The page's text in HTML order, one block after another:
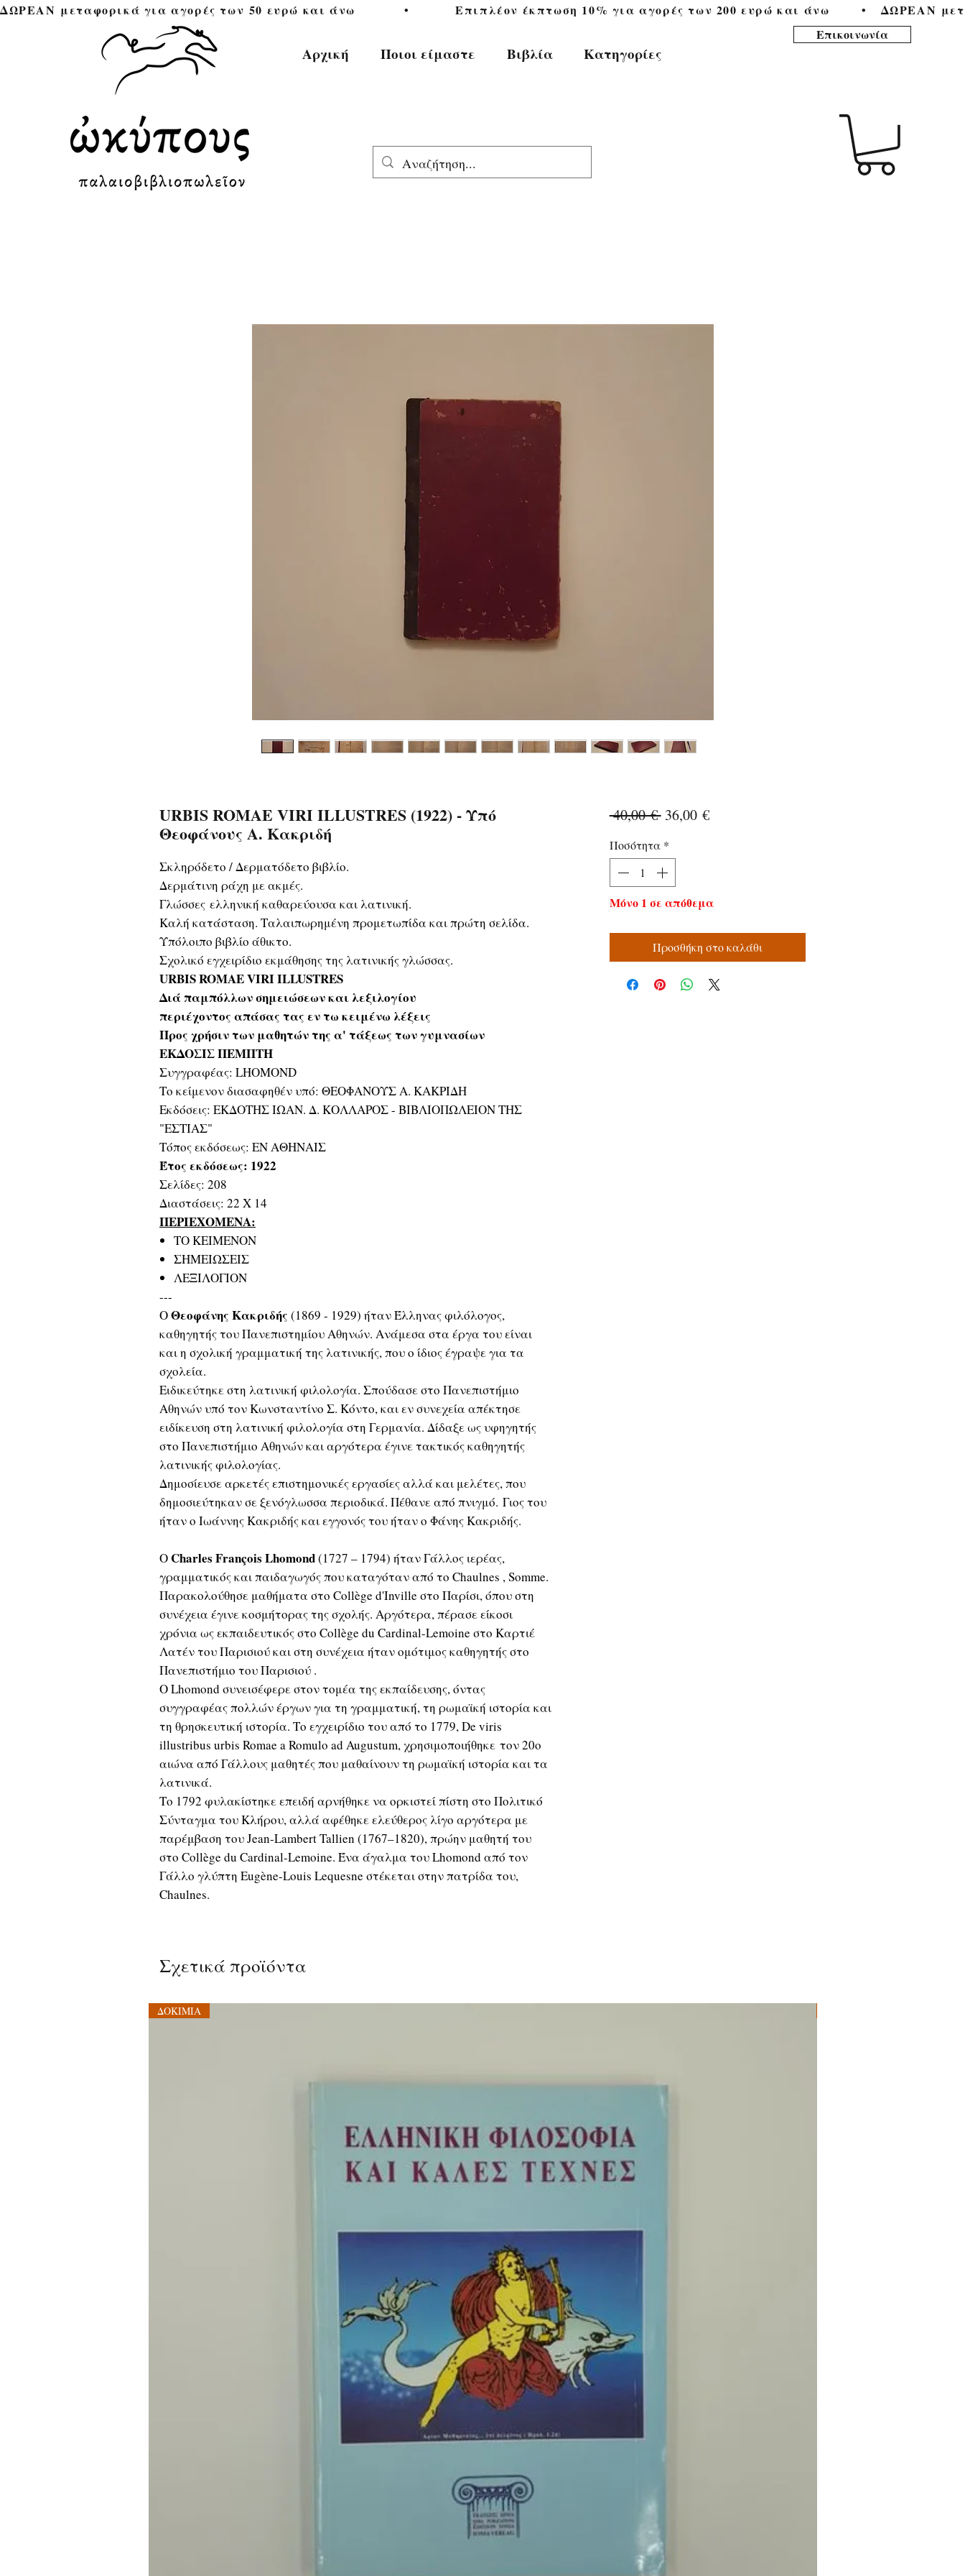
ΔΩΡΕΑΝ μεταφορικά για αγορές των 50 ευρώ και άνω            •           Επιπλέον έκπτωση 10% για αγορές των 200 ευρώ και άνω        •
Επικοινωνία
Αρχική Ποιοι είμαστε Βιβλία Κατηγορίες
URBIS ROMAE VIRI ILLUSTRES (1922) - Υπό
Θεοφάνους Α. Κακριδή
Σκληρόδετο / Δερματόδετο βιβλίο.
Δερμάτινη ράχη με ακμές.
Γλώσσες ελληνική καθαρεύουσα και λατινική.
Καλή κατάσταση. Ταλαιπωρημένη προμετωπίδα και πρώτη σελίδα.
Υπόλοιπο βιβλίο άθικτο.
Σχολικό εγχειρίδιο εκμάθησης της λατινικής γλώσσας.
URBIS ROMAE VIRI ILLUSTRES
Διά παμπόλλων σημειώσεων και λεξιλογίου
περιέχοντος απάσας τας εν τω κειμένω λέξεις
Προς χρήσιν των μαθητών της α' τάξεως των γυμνασίων
ΕΚΔΟΣΙΣ ΠΕΜΠΤΗ
Συγγραφέας: LHOMOND
Το κείμενον διασαφηθέν υπό: ΘΕΟΦΑΝΟΥΣ Α. ΚΑΚΡΙΔΗ
Εκδόσεις: ΕΚΔΟΤΗΣ ΙΩΑΝ. Δ. ΚΟΛΛΑΡΟΣ - ΒΙΒΛΙΟΠΩΛΕΙΟΝ ΤΗΣ
"ΕΣΤΙΑΣ"
Τόπος εκδόσεως: ΕΝ ΑΘΗΝΑΙΣ
Έτος εκδόσεως: 1922
Σελίδες: 208
Διαστάσεις: 22 Χ 14
ΠΕΡΙΕΧΟΜΕΝΑ:
ΤΟ ΚΕΙΜΕΝΟΝ
ΣΗΜΕΙΩΣΕΙΣ
ΛΕΞΙΛΟΓΙΟΝ
---
ΟΘεοφάνης Κακριδής (1869 - 1929) ήταν Έλληνας φιλόλογος,
καθηγητής του Πανεπιστημίου Αθηνών. Ανάμεσα στα έργα του είναι
και η σχολική γραμματική της λατινικής, που ο ίδιος έγραψε για τα
σχολεία.
Ειδικεύτηκε στη λατινική φιλολογία. Σπούδασε στο Πανεπιστήμιο
Αθηνών υπό τον Κωνσταντίνο Σ. Κόντο, και εν συνεχεία απέκτησε
ειδίκευση στη λατινική φιλολογία στη Γερμανία. Δίδαξε ως υφηγητής
στο Πανεπιστήμιο Αθηνών και αργότερα έγινε τακτικός καθηγητής
λατινικής φιλολογίας.
Δημοσίευσε αρκετές επιστημονικές εργασίες αλλά και μελέτες, που
δημοσιεύτηκαν σε ξενόγλωσσα περιοδικά. Πέθανε από πνιγμό. Γιος του
ήταν ο Ιωάννης Κακριδής και εγγονός του ήταν ο Φάνης Κακριδής.
ΟCharles François Lhomond(1727 – 1794) ήταν Γάλλος ιερέας,
γραμματικός και παιδαγωγός που καταγόταν από το Chaulnes , Somme.
Παρακολούθησε μαθήματα στο Collège d'Inville στο Παρίσι, όπου στη
συνέχεια έγινε κοσμήτορας της σχολής. Αργότερα, πέρασε είκοσι
χρόνια ως εκπαιδευτικός στο Collège du Cardinal-Lemoine στο Καρτιέ
Λατέν του Παρισιού και στη συνέχεια ήταν ομότιμος καθηγητής στο
Πανεπιστήμιο του Παρισιού .
Ο Lhomond συνεισέφερε στον τομέα της εκπαίδευσης, όντας
συγγραφέας πολλών έργων για τη γραμματική, τη ρωμαϊκή ιστορία και
τη θρησκευτική ιστορία. Το εγχειρίδιο του από το 1779, De viris
illustribus urbis Romae a Romulo ad Augustum, χρησιμοποιήθηκε τον 20ο
αιώνα από Γάλλους μαθητές που μαθαίνουν τη ρωμαϊκή ιστορία και τα
λατινικά.
Το 1792 φυλακίστηκε επειδή αρνήθηκε να ορκιστεί πίστη στο Πολιτικό
Σύνταγμα του Κλήρου, αλλά αφέθηκε ελεύθερος λίγο αργότερα με
παρέμβαση του Jean-Lambert Tallien (1767–1820), πρώην μαθητή του
στο Collège du Cardinal-Lemoine. Ένα άγαλμα του Lhomond από τον
Γάλλο γλύπτη Eugène-Louis Lequesne στέκεται στην πατρίδα του,
Chaulnes.
40,00 € Κανονική
36,00 €Τιμή
Ποσότητα *
Μόνο 1 σε απόθεμα
Προσθήκη στο καλάθι
Σχετικά προϊόντα
ΔΟΚΙΜΙΑ